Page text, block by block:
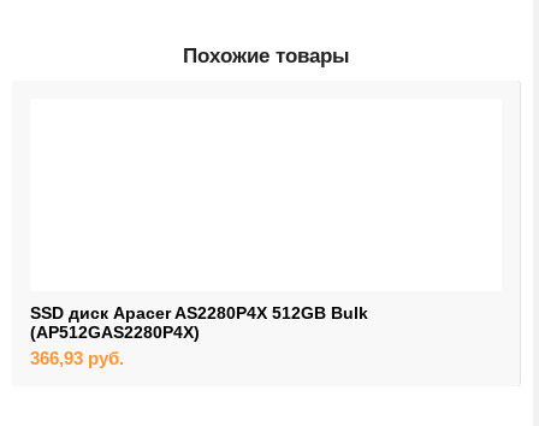
Похожие товары
SSD диск Apacer AS2280P4X 512GB Bulk
(AP512GAS2280P4X)
366,93 руб.